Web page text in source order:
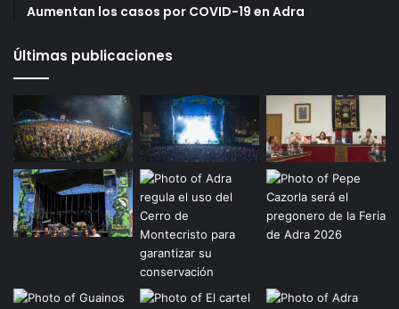
Aumentan los casos por COVID-19 en Adra
Últimas publicaciones